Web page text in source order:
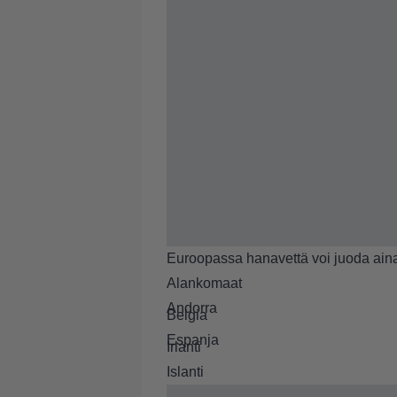
Euroopassa hanavettä voi juoda
Alankomaat
Andorra
Belgia
Espanja
Irlanti
Islanti